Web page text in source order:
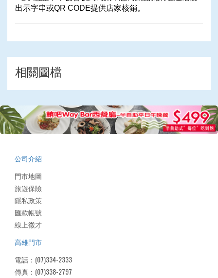
出示字串或QR CODE提供店家核銷。
相關圖檔
公司介紹
門市地圖
旅遊保險
隱私政策
匯款帳號
線上徵才
高雄門市
電話：(07)334-2333
傳真：(07)338-2797